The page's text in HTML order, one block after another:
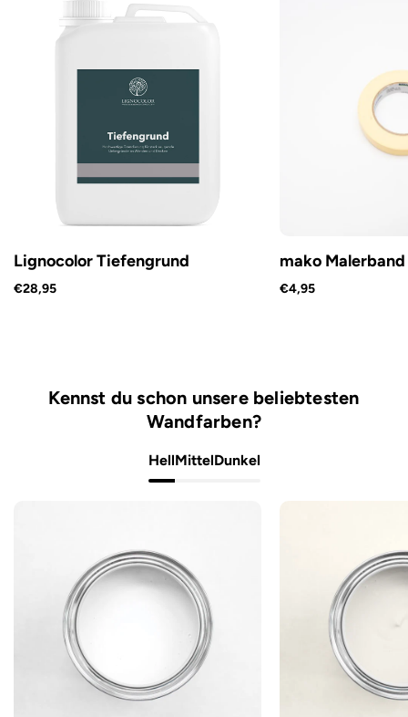
Lignocolor Tiefengrund
€28,95
mako Malerband
€4,95
Kennst du schon unsere beliebtesten
Wandfarben?
HellMittelDunkel